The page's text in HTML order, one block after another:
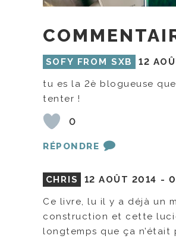
SOFY FROM SXB 12
tu es la 2è blogueuse
tenter !
0
RÉPONDRE
CHRIS 12 AOÛT 2014 -
Ce livre, lu il y a déjà un
construction et cette
longtemps que ça n’était